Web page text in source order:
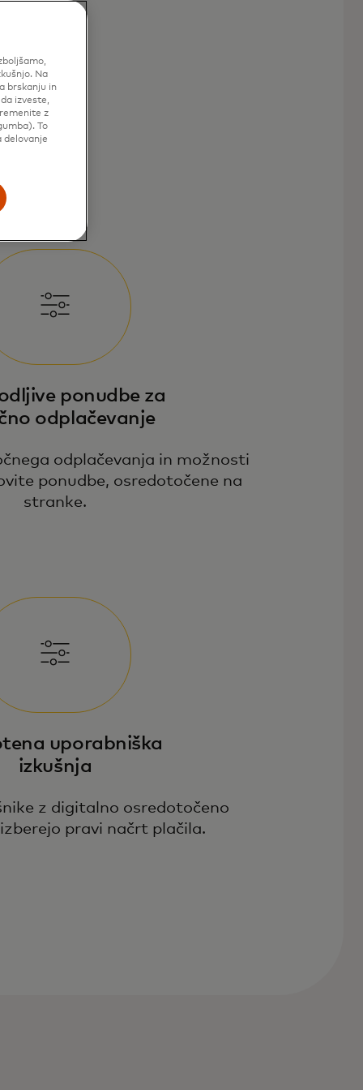
ponudbe za
odplačevanje
odplačevanja in možnosti
ponudbe, osredotočene na
stranke.
uporabniška
izkušnja
z digitalno osredotočeno
pravi načrt plačila.
Na
brskanju in
izveste,
z
To
delovanje